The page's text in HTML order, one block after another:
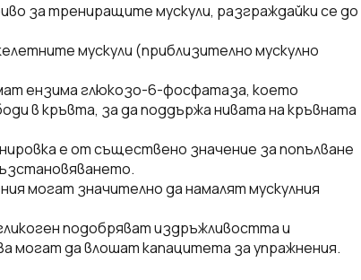
за трениращите мускули, разграждайки се до
мускули (приблизително мускулно
ензима глюкозо-6-фосфатаза, което
в кръвта, за да поддържа нивата на кръвната
е от съществено значение за попълване
могат значително да намалят мускулния
подобряват издръжливостта и
могат да влошат капацитета за упражнения.